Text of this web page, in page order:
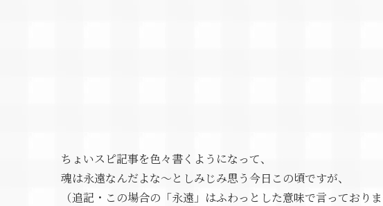
ちょいスピ記事を色々書くようになって、
魂は永遠なんだよな～としみじみ思う今日この頃ですが、
（追記・この場合の「永遠」はふわっとした意味で言っておりま